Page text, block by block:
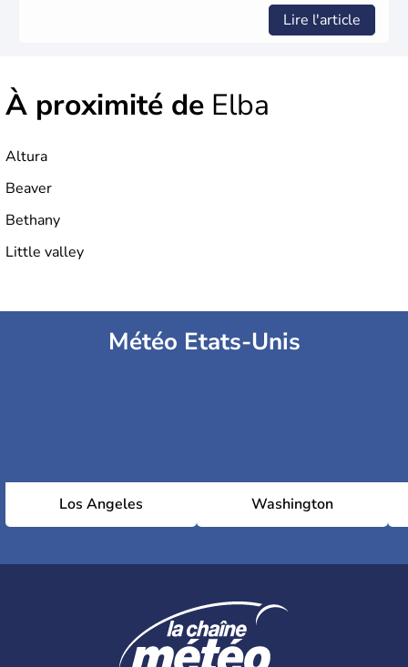
Lire l'article
À proximité de Elba
Altura
Beaver
Bethany
Little valley
Météo Etats-Unis
Los Angeles Washington